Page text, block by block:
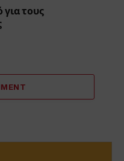
τους